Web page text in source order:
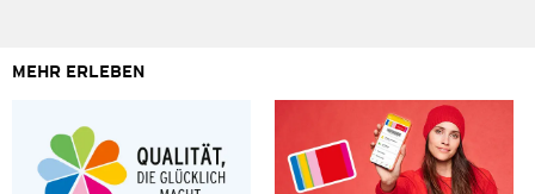
MEHR ERLEBEN